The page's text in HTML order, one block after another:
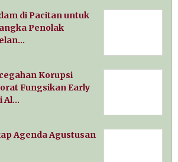
di Pacitan untuk
Penolak
Korupsi
Fungsikan Early
Al…
Agenda Agustusan